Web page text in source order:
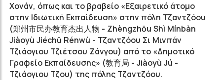
Χονάν, όπως και το βραβείο «Εξαιρετικό άτομο
στην Ιδιωτική Εκπαίδευση» στην πόλη Τζαντζόου
(郑州市民办教育杰出人物 - Zhèngzhōu Shì Mínbàn
Jiàoyù Jiéchū Rénwù - Τζαντζόου Σι Μινπάν
Τζιάογιου Τζιέτσου Ζάνγου) από το «Δημοτικό
Γραφείο Εκπαίδευσης» (教育局 - Jiàoyù Jú -
Τζιάογιου Τζου) της πόλης Τζαντζόου.